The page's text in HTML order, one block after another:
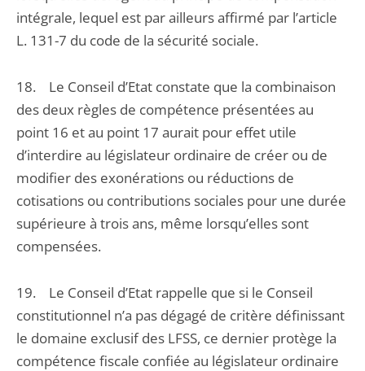
intégrale, lequel est par ailleurs affirmé par l’article
L. 131-7 du code de la sécurité sociale.
18. Le Conseil d’Etat constate que la combinaison
des deux règles de compétence présentées au
point 16 et au point 17 aurait pour effet utile
d’interdire au législateur ordinaire de créer ou de
modifier des exonérations ou réductions de
cotisations ou contributions sociales pour une durée
supérieure à trois ans, même lorsqu’elles sont
compensées.
19. Le Conseil d’Etat rappelle que si le Conseil
constitutionnel n’a pas dégagé de critère définissant
le domaine exclusif des LFSS, ce dernier protège la
compétence fiscale confiée au législateur ordinaire